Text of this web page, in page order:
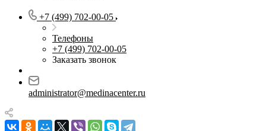
+7 (499) 702-00-05
Телефоны
+7 (499) 702-00-05
Заказать звонок
administrator@medinacenter.ru